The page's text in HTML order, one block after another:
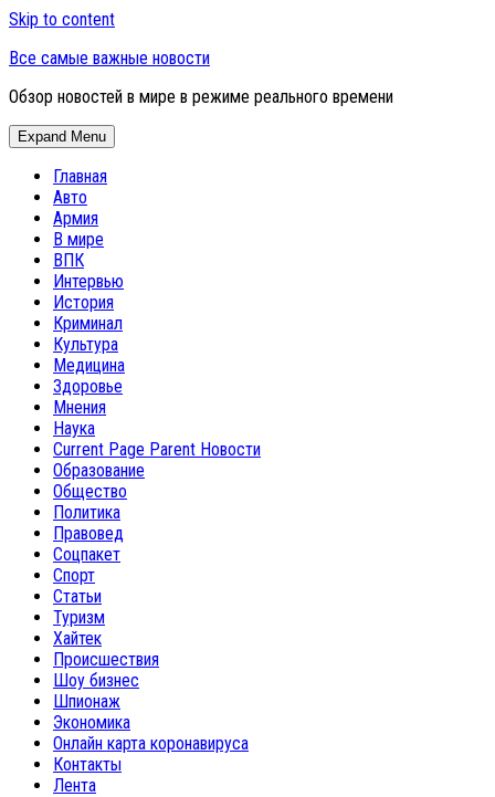
Skip to content
Все самые важные новости
Обзор новостей в мире в режиме реального времени
Expand Menu
Главная
Авто
Армия
В мире
ВПК
Интервью
История
Криминал
Культура
Медицина
Здоровье
Мнения
Наука
Current Page Parent Новости
Образование
Общество
Политика
Правовед
Соцпакет
Спорт
Статьи
Туризм
Хайтек
Происшествия
Шоу бизнес
Шпионаж
Экономика
Онлайн карта коронавируса
Контакты
Лента